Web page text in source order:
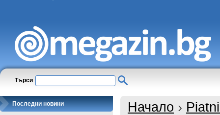
Търси
Последни новини Начало ›